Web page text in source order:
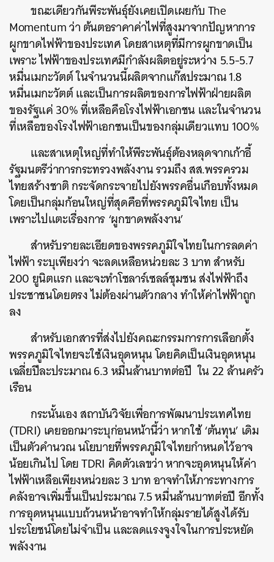
ขณะเดียวกันพีระพันธุ์ยังเคยเปิดเผยกับ The
Momentum ว่า ต้นตอราคาค่าไฟที่สูงมาจากปัญหาการ
ผูกขาดไฟฟ้าของประเทศ โดยสาเหตุที่มีการผูกขาดเป็น
เพราะ ไฟฟ้าของประเทศมีกำลังผลิตอยู่ระหว่าง 5.5-5.7
หมื่นเมกะวัตต์ ในจำนวนนี้ผลิตจากแก๊สประมาณ 1.8
หมื่นเมกะวัตต์ และเป็นการผลิตของการไฟฟ้าฝ่ายผลิต
ของรัฐแค่ 30% ที่เหลือคือโรงไฟฟ้าเอกชน และในจำนวน
ที่เหลือของโรงไฟฟ้าเอกชนเป็นของกลุ่มเดียวแทบ 100%
และสาเหตุใหญ่ที่ทำให้พีระพันธุ์ต้องหลุดจากเก้าอี้
รัฐมนตรีว่าการกระทรวงพลังงาน รวมถึง สส.พรรครวม
ไทยสร้างชาติ กระจัดกระจายไปยังพรรคอื่นเกือบทั้งหมด
โดยเป็นกลุ่มก้อนใหญ่ที่สุดคือที่พรรคภูมิใจไทย เป็น
เพราะไปแตะเรื่องการ ‘ผูกขาดพลังงาน’
สำหรับรายละเอียดของพรรคภูมิใจไทยในการลดค่า
ไฟฟ้า ระบุเพียงว่า จะลดเหลือหน่วยละ 3 บาท สำหรับ
200 ยูนิตแรก และจะทำโซลาร์เซลล์ชุมชน ส่งไฟฟ้าถึง
ประชาชนโดยตรง ไม่ต้องผ่านตัวกลาง ทำให้ค่าไฟฟ้าถูก
ลง
สำหรับเอกสารที่ส่งไปยังคณะกรรมการการเลือกตั้ง
พรรคภูมิใจไทยจะใช้เงินอุดหนุน โดยคิดเป็นเงินอุดหนุน
เฉลี่ยปีละประมาณ 6.3 หมื่นล้านบาทต่อปี ใน 22 ล้านครัว
เรือน
กระนั้นเอง สถาบันวิจัยเพื่อการพัฒนาประเทศไทย
(TDRI) เคยออกมาระบุก่อนหน้านี้ว่า หากใช้ ‘ต้นทุน’ เดิม
เป็นตัวคำนวณ นโยบายที่พรรคภูมิใจไทยกำหนดไว้อาจ
น้อยเกินไป โดย TDRI คิดตัวเลขว่า หากจะอุดหนุนให้ค่า
ไฟฟ้าเหลือเพียงหน่วยละ 3 บาท อาจทำให้ภาระทางการ
คลังอาจเพิ่มขึ้นเป็นประมาณ 7.5 หมื่นล้านบาทต่อปี อีกทั้ง
การอุดหนุนแบบถ้วนหน้าอาจทำให้กลุ่มรายได้สูงได้รับ
ประโยชน์โดยไม่จำเป็น และลดแรงจูงใจในการประหยัด
พลังงาน
SHARE TWEET LINE EMAIL